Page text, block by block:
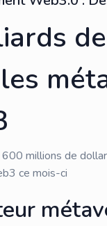
millions de
ce mois-ci